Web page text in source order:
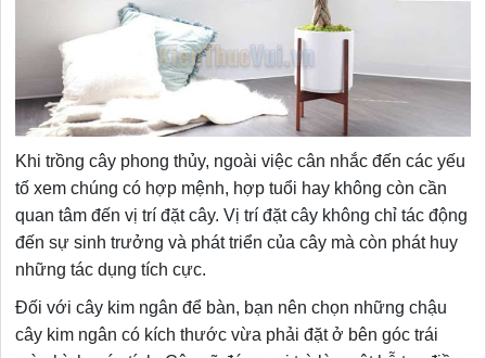
Khi trồng cây phong thủy, ngoài việc cân nhắc đến các yếu
tố xem chúng có hợp mệnh, hợp tuổi hay không còn cần
quan tâm đến vị trí đặt cây. Vị trí đặt cây không chỉ tác động
đến sự sinh trưởng và phát triển của cây mà còn phát huy
những tác dụng tích cực.
Đối với cây kim ngân để bàn, bạn nên chọn những chậu
cây kim ngân có kích thước vừa phải đặt ở bên góc trái